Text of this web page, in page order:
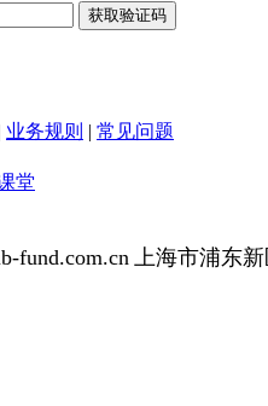
获取验证码
业务规则 | 常见问题
堂
fund.com.cn上海市浦东